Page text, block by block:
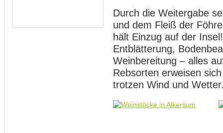
Durch die Weitergabe
und dem Fleiß der
hält Einzug auf der
Entblätterung,
Weinbereitung – alles
Rebsorten erweisen
trotzen Wind und